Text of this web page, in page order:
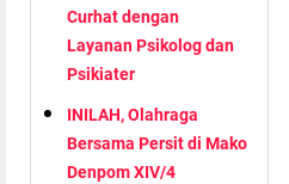
Curhat dengan
Layanan Psikolog dan
Psikiater
INILAH, Olahraga
Bersama Persit di Mako
Denpom XIV/4